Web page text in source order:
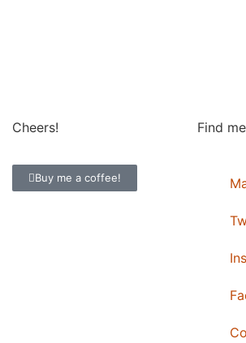
Cheers!
Buy me a coffee!
Find